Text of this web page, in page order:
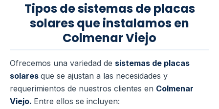
Tipos de sistemas de placas
solares que instalamos en
Colmenar Viejo
Ofrecemos una variedad de sistemas de placas
solares que se ajustan a las necesidades y
requerimientos de nuestros clientes en Colmenar
Viejo. Entre ellos se incluyen: